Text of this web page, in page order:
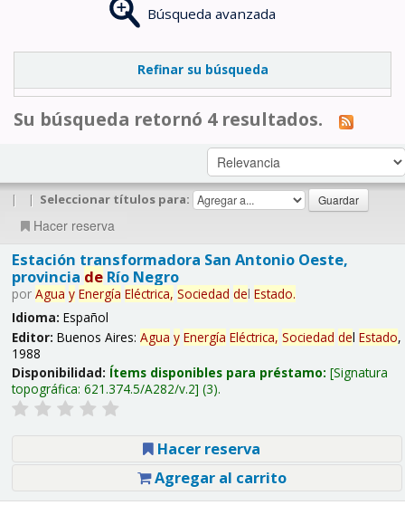
Búsqueda avanzada
Refinar su búsqueda
Su búsqueda retornó 4 resultados.
| | Seleccionar títulos para:
Hacer reserva
Estación transformadora San Antonio Oeste,
provincia deRío Negro
por Agua y Energía Eléctrica, Sociedad del Estado.
Idioma: Español
Editor: Buenos Aires: Agua y Energía Eléctrica, Sociedad del Estado,
1988
Disponibilidad: Ítems disponibles para préstamo: Signatura
topográfica: 621.374.5/A282/v.2 (3).
Hacer reserva
Agregar al carrito